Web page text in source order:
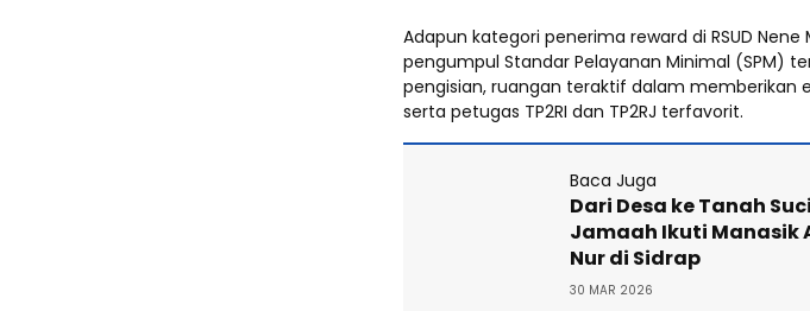
Adapun kategori penerima reward di RSUD
pengumpul Standar Pelayanan Minimal (SPM)
pengisian, ruangan teraktif dalam memberikan
serta petugas TP2RI dan TP2RJ terfavorit.
Baca Juga
Dari Desa ke Tanah
Jamaah Ikuti Manasik
Nur di Sidrap
30 MAR 2026